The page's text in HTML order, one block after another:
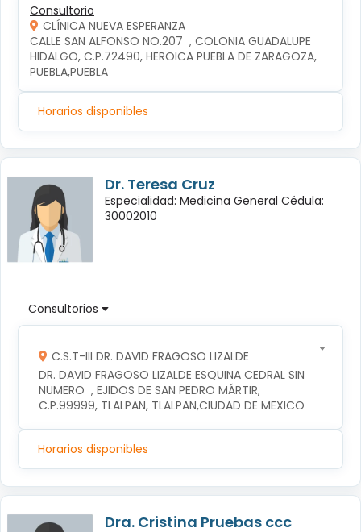
Consultorio
CLÍNICA NUEVA ESPERANZA
CALLE SAN ALFONSO NO.207  , COLONIA GUADALUPE
HIDALGO, C.P.72490, HEROICA PUEBLA DE ZARAGOZA,
PUEBLA,PUEBLA
Horarios disponibles
Dr. Teresa Cruz
Especialidad: Medicina General Cédula:
30002010
Consultorios
C.S.T-III DR. DAVID FRAGOSO LIZALDE
DR. DAVID FRAGOSO LIZALDE ESQUINA CEDRAL SIN
NUMERO  , EJIDOS DE SAN PEDRO MÁRTIR,
C.P.99999, TLALPAN, TLALPAN,CIUDAD DE MEXICO
Horarios disponibles
Dra. Cristina Pruebas ccc